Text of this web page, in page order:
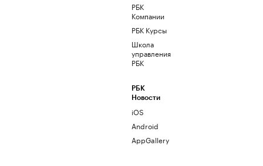
РБК
Компании
РБК Курсы
Школа
управления
РБК
РБК
Новости
iOS
Android
AppGallery